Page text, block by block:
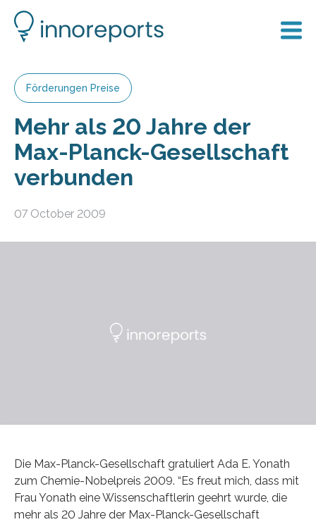
Förderungen Preise
Mehr als 20 Jahre der
Max-Planck-Gesellschaft
verbunden
07 October 2009
Die Max-Planck-Gesellschaft gratuliert Ada E. Yonath
zum Chemie-Nobelpreis 2009. “Es freut mich, dass mit
Frau Yonath eine Wissenschaftlerin geehrt wurde, die
mehr als 20 Jahre der Max-Planck-Gesellschaft